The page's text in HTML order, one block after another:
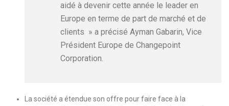
aidé à devenir cette année le leader en
Europe en terme de part de marché et de
clients » a précisé Ayman Gabarin, Vice
Président Europe de Changepoint
Corporation.
La société a étendue son offre pour faire face à la